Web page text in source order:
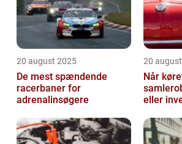
20 august 2025
De mest spændende
racerbaner for
adrenalinsøgere
20
Når
eller